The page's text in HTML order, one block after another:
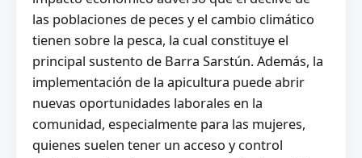
las poblaciones de peces y el cambio climático
tienen sobre la pesca, la cual constituye el
principal sustento de Barra Sarstún. Además, la
implementación de la apicultura puede abrir
nuevas oportunidades laborales en la
comunidad, especialmente para las mujeres,
quienes suelen tener un acceso y control